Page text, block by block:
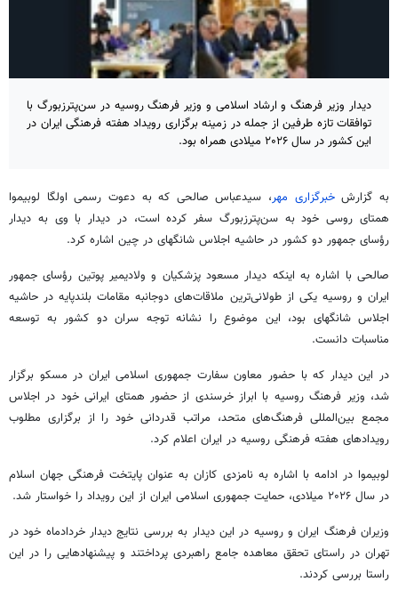
دیدار وزیر فرهنگ و ارشاد اسلامی و وزیر فرهنگ روسیه در سن‌پترزبورگ با
توافقات تازه طرفین از جمله در زمینه برگزاری رویداد هفته فرهنگی ایران در
این کشور در سال ۲۰۲۶ میلادی همراه بود.
به گزارشخبرگزاری مهر، سیدعباس صالحی که به دعوت رسمی اولگا لوبیموا
همتای روسی خود به سن‌پترزبورگ سفر کرده است، در دیدار با وی به دیدار
رؤسای جمهور دو کشور در حاشیه اجلاس شانگهای در چین اشاره کرد.
صالحی با اشاره به اینکه دیدار مسعود پزشکیان و ولادیمیر پوتین رؤسای جمهور
ایران و روسیه یکی از طولانی‌ترین ملاقات‌های دوجانبه مقامات بلندپایه در حاشیه
اجلاس شانگهای بود، این موضوع را نشانه توجه سران دو کشور به توسعه
مناسبات دانست.
در این دیدار که با حضور معاون سفارت جمهوری اسلامی ایران در مسکو برگزار
شد، وزیر فرهنگ روسیه با ابراز خرسندی از حضور همتای ایرانی خود در اجلاس
مجمع بین‌المللی فرهنگ‌های متحد، مراتب قدردانی خود را از برگزاری مطلوب
رویدادهای هفته فرهنگی روسیه در ایران اعلام کرد.
لوبیموا در ادامه با اشاره به نامزدی کازانبه عنوان پایتخت فرهنگی جهان اسلام
در سال ۲۰۲۶ میلادی، حمایت جمهوری اسلامی ایران از این رویداد را خواستار شد.
وزیران فرهنگ ایران و روسیه در این دیدار به بررسی نتایج دیدار خردادماه خود در
تهران در راستای تحقق معاهده جامع راهبردی پرداختند و پیشنهادهایی را در این
راستا بررسی کردند.